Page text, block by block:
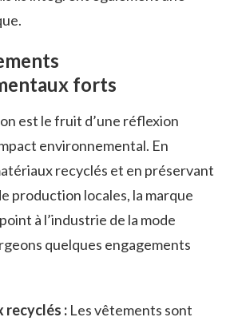
forts
est le fruit d’une réflexion
environnemental. En
recyclés et en préservant
production locales, la marque
à l’industrie de la mode
quelques engagements
recyclés : Les vêtements sont